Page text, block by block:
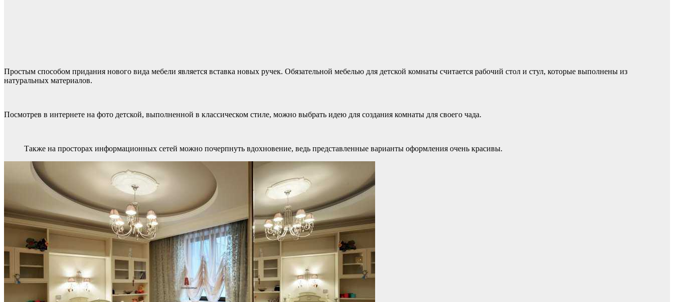
Простым способом придания нового вида мебели является вставка новых ручек. Обязательной мебелью для детской комнаты считается рабочий стол и стул, которые выполнены из
натуральных материалов.
Посмотрев в интернете на фото детской, выполненной в классическом стиле, можно выбрать идею для создания комнаты для своего чада.
Также на просторах информационных сетей можно почерпнуть вдохновение, ведь представленные варианты оформления очень красивы.